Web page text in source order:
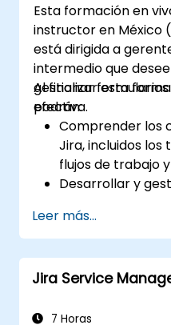
para el equipo y
Esta formación en
instructor en México
está dirigida a
intermedio que
gestionar
efectiva.
Al finalizar esta
podrán:
Comprender los
Jira, incluidos los
flujos de trabajo
Desarrollar y
datos de manera
Optimizar los
formularios para
proyectos y
Leer más...
Jira Service
7 Horas